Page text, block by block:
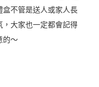
不管是送人或家人長
大家也一定都會記得
的～